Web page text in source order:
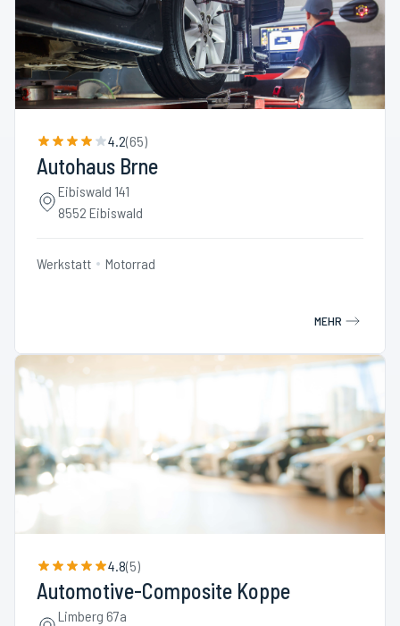
4.2(65)
Autohaus Brne
Eibiswald 141
8552 Eibiswald
Werkstatt Motorrad
MEHR
4.8(5)
Automotive-Composite Koppe
Limberg 67a